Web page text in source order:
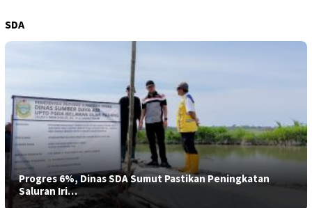
SDA
Progres 6%, Dinas SDA Sumut Pastikan Peningkatan
Saluran Iri…